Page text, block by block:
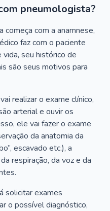
pneumologista?
com a anamnese,
faz com o paciente
seu histórico de
são seus motivos para
realizar o exame clínico,
arterial e ouvir os
ele vai fazer o exame
da anatomia da
escavado etc.), a
respiração, da voz e da
solicitar exames
o possível diagnóstico,